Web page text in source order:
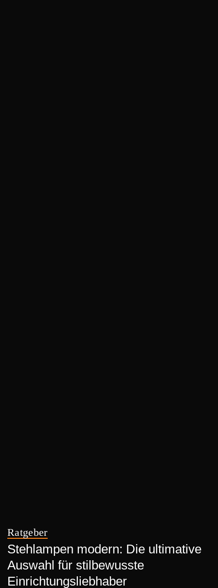
Ratgeber
Stehlampen modern: Die ultimative
Auswahl für stilbewusste
Einrichtungsliebhaber